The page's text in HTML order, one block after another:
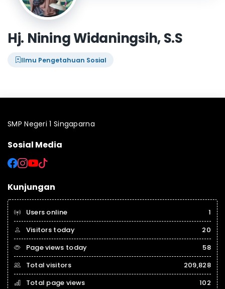
Hj. Nining Widaningsih, S.S
Ilmu Pengetahuan Sosial
SMP Negeri 1 Singaparna
Sosial Media
Kunjungan
Users online
1
Visitors today
20
Page views today
58
Total visitors
209,828
Total page views
102